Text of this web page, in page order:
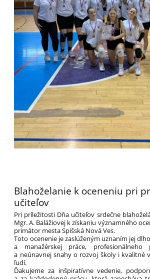
Blahoželanie k oceneniu pri
učiteľov
Pri príležitosti Dňa učiteľov srdečne
Mgr. A. Balážiovej k získaniu významného
primátor mesta Spišská Nová Ves.
Toto ocenenie je zaslúženým uznaním jej
a manažérskej práce, profesionálneho
a neúnavnej snahy o rozvoj školy i kvalitné
ľudí.
Ďakujeme za inšpiratívne vedenie,